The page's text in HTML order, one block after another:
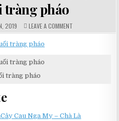
tràng pháo
2019 COMMENTS:
LEAVE A COMMENTON
CÂY
tràng pháo
Cây Cau Nga My – Chà Là